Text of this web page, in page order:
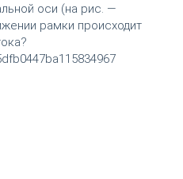
оси (на рис. —
рамки происходит